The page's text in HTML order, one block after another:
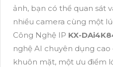
ảnh, bạn có thể quan sát
nhiều camera cùng một
Công Nghệ IP KX-
nghệ AI chuyên dụng
khuôn mặt, một ưu điểm